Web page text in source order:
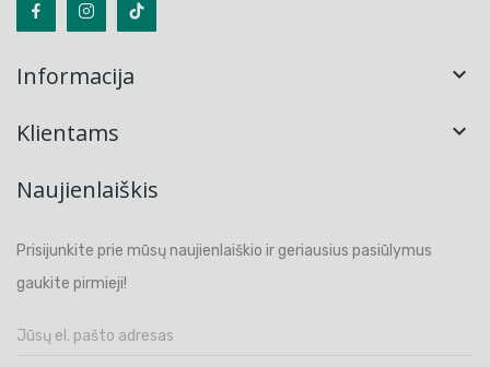
Informacija 
Klientams 
Naujienlaiškis
Prisijunkite prie mūsų naujienlaiškio ir geriausius pasiūlymus
gaukite pirmieji!